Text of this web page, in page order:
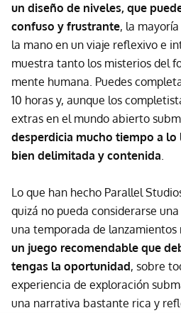
un diseño de niveles, que
confuso y frustrante, la
la mano en un viaje reflexivo e
muestra tanto los misterios del
mente humana. Puedes
10 horas y, aunque los
extras en el mundo abierto
desperdicia mucho tiempo a lo
bien delimitada y contenida.
Lo que han hecho Parallel
quizá no pueda considerarse
una temporada de lanzamientos
un juego recomendable que
tengas la oportunidad, sobre
experiencia de exploración
una narrativa bastante rica y